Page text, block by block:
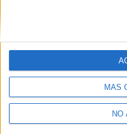
MÁS
NO